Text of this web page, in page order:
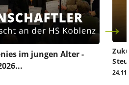
im jungen Alter -